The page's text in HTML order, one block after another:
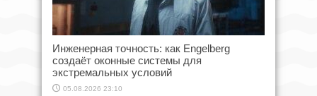
Инженерная точность: как Engelberg
создаёт оконные системы для
экстремальных условий
05.08.2026 23:10